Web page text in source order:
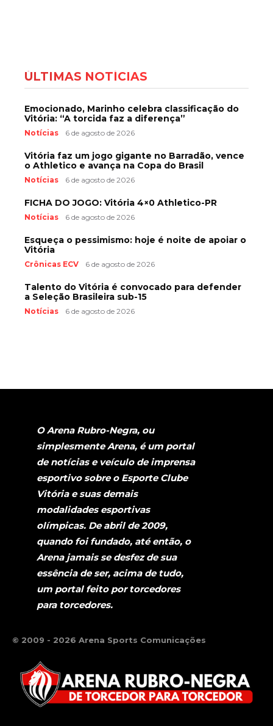
ÚLTIMAS NOTÍCIAS
Emocionado, Marinho celebra classificação do
Vitória: “A torcida faz a diferença”
Notícias 6 de agosto de 2026
Vitória faz um jogo gigante no Barradão, vence
o Athletico e avança na Copa do Brasil
Notícias 6 de agosto de 2026
FICHA DO JOGO: Vitória 4×0 Athletico-PR
Notícias 6 de agosto de 2026
Esqueça o pessimismo: hoje é noite de apoiar o
Vitória
Crônicas ECV 6 de agosto de 2026
Talento do Vitória é convocado para defender
a Seleção Brasileira sub-15
Notícias 6 de agosto de 2026
O Arena Rubro-Negra, ou
simplesmente Arena, é um portal
de notícias e veículo de imprensa
esportivo sobre o Esporte Clube
Vitória e suas demais
modalidades esportivas
olímpicas. De abril de 2009,
quando foi fundado, até então, o
Arena jamais se desfez de sua
essência de ser, acima de tudo,
um portal feito por torcedores
para torcedores.
© 2009 - 2026 Arena Sports Comunicações